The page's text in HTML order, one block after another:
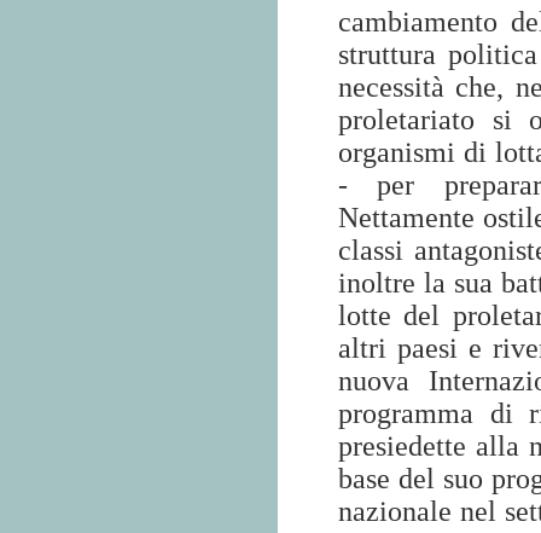
cambiamento
struttura
necessità che,
proletariato si
organismi di
- per
Nettamente
classi
inoltre la sua
lotte del
altri paesi e
nuova
programma di
presiedette alla
base del suo
nazionale nel